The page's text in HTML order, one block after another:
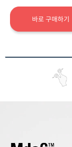
바로 구매하기